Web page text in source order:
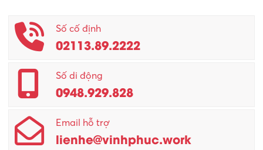
Số cố định
02113.89.2222
Số di động
0948.929.828
Email hỗ trợ
lienhe@vinhphuc.work